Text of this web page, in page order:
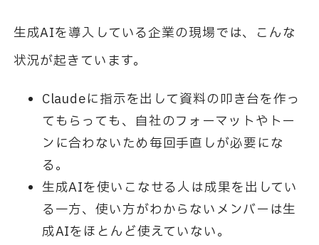
生成AIを導入している企業の現場では、こんな
状況が起きています。
Claudeに指示を出して資料の叩き台を作っ
てもらっても、自社のフォーマットやトー
ンに合わないため毎回手直しが必要にな
る。
生成AIを使いこなせる人は成果を出してい
る一方、使い方がわからないメンバーは生
成AIをほとんど使えていない。